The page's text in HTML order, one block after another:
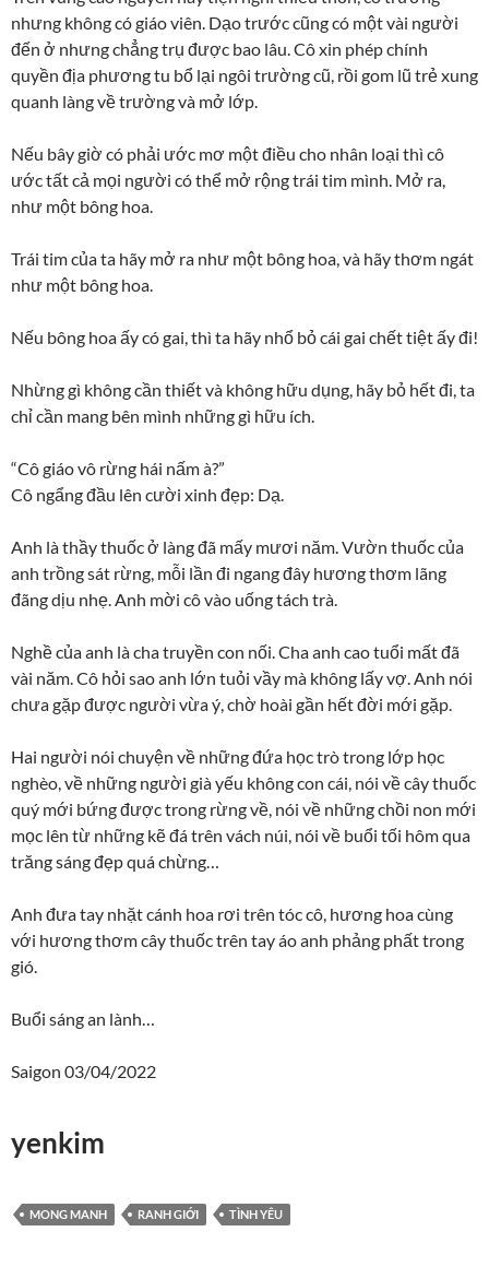
nhưng không có giáo viên. Dạo trước cũng có một vài người
đến ở nhưng chẳng trụ được bao lâu. Cô xin phép chính
quyền địa phương tu bổ lại ngôi trường cũ, rồi gom lũ trẻ xung
quanh làng về trường và mở lớp.
Nếu bây giờ có phải ước mơ một điều cho nhân loại thì cô
ước tất cả mọi người có thể mở rộng trái tim mình. Mở ra,
như một bông hoa.
Trái tim của ta hãy mở ra như một bông hoa, và hãy thơm ngát
như một bông hoa.
Nếu bông hoa ấy có gai, thì ta hãy nhổ bỏ cái gai chết tiệt ấy đi!
Nhừng gì không cần thiết và không hữu dụng, hãy bỏ hết đi, ta
chỉ cần mang bên mình những gì hữu ích.
“Cô giáo vô rừng hái nấm à?”
Cô ngẩng đầu lên cười xinh đẹp: Dạ.
Anh là thầy thuốc ở làng đã mấy mươi năm. Vườn thuốc của
anh trồng sát rừng, mỗi lần đi ngang đây hương thơm lãng
đãng dịu nhẹ. Anh mời cô vào uống tách trà.
Nghề của anh là cha truyền con nối. Cha anh cao tuổi mất đã
vài năm. Cô hỏi sao anh lớn tuỏi vầy mà không lấy vợ. Anh nói
chưa gặp được người vừa ý, chờ hoài gần hết đời mới gặp.
Hai người nói chuyện về những đứa học trò trong lớp học
nghèo, về những người già yếu không con cái, nói về cây thuốc
quý mới bứng được trong rừng về, nói về những chồi non mới
mọc lên từ những kẽ đá trên vách núi, nói về buổi tối hôm qua
trăng sáng đẹp quá chừng…
Anh đưa tay nhặt cánh hoa rơi trên tóc cô, hương hoa cùng
với hương thơm cây thuốc trên tay áo anh phảng phất trong
gió.
Buổi sáng an lành…
Saigon 03/04/2022
yenkim
MONG MANH RANH GIỚI TÌNH YÊU